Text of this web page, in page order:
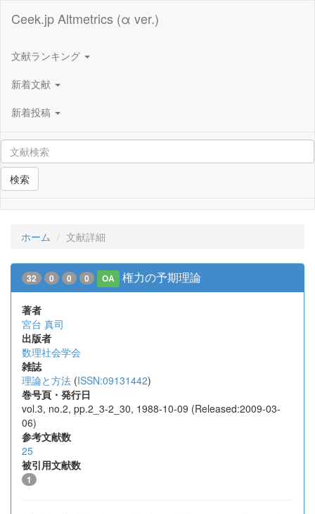
Ceek.jp Altmetrics (α ver.)
文献ランキング
新着文献
新着投稿
検索
ホーム 文献詳細
32 0 0 0 OA 権力の予期理論
著者
宮台 真司
出版者
数理社会学会
雑誌
理論と方法 (ISSN:09131442)
巻号頁・発行日
vol.3, no.2, pp.2_3-2_30, 1988-10-09 (Released:2009-03-
06)
参考文献数
25
被引用文献数
1